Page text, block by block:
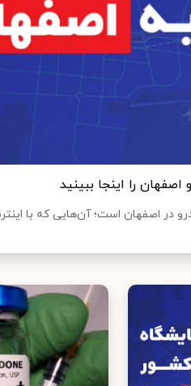
را اینجا ببینید
در اصفهان است؛ آن‌هایی که با